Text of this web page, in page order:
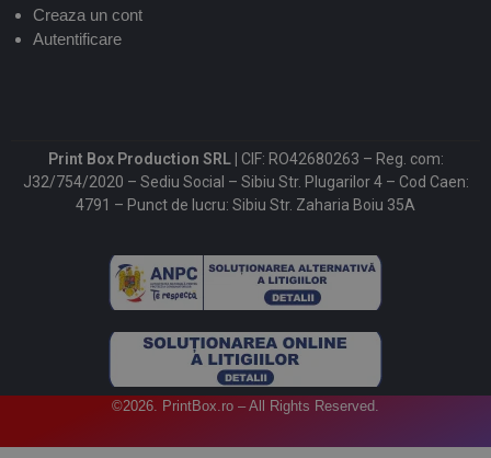
Creaza un cont
Autentificare
Print Box Production SRL | CIF: RO42680263 – Reg. com:
J32/754/2020 – Sediu Social – Sibiu Str. Plugarilor 4 – Cod Caen:
4791 – Punct de lucru: Sibiu Str. Zaharia Boiu 35A
©2026. PrintBox.ro – All Rights Reserved.